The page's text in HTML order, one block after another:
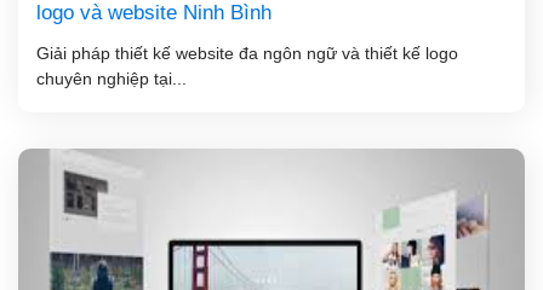
logo và website Ninh Bình
Giải pháp thiết kế website đa ngôn ngữ và thiết kế logo
chuyên nghiệp tại...